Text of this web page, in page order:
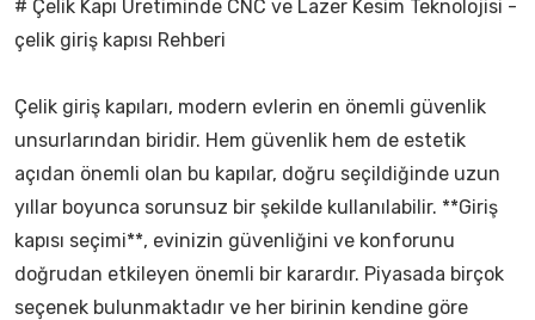
# Çelik Kapı Üretiminde CNC ve Lazer Kesim Teknolojisi -
çelik giriş kapısı Rehberi
Çelik giriş kapıları, modern evlerin en önemli güvenlik
unsurlarından biridir. Hem güvenlik hem de estetik
açıdan önemli olan bu kapılar, doğru seçildiğinde uzun
yıllar boyunca sorunsuz bir şekilde kullanılabilir. **Giriş
kapısı seçimi**, evinizin güvenliğini ve konforunu
doğrudan etkileyen önemli bir karardır. Piyasada birçok
seçenek bulunmaktadır ve her birinin kendine göre